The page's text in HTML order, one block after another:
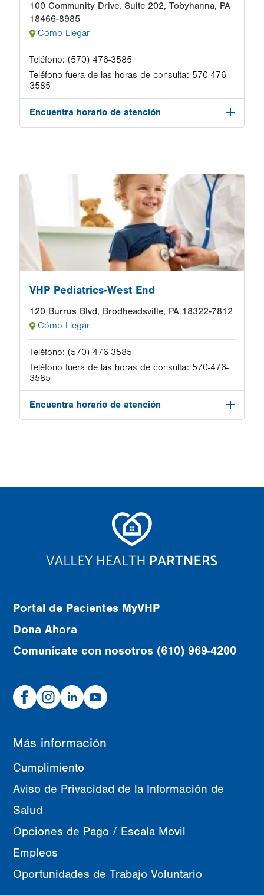
100 Community Drive, Suite 202, Tobyhanna, PA
18466-8985
Cómo Llegar
Teléfono: (570) 476-3585
Teléfono fuera de las horas de consulta: 570-476-
3585
Encuentra horario de atención
Image
VHP Pediatrics-West End
120 Burrus Blvd, Brodheadsville, PA 18322-7812
Cómo Llegar
Teléfono: (570) 476-3585
Teléfono fuera de las horas de consulta: 570-476-
3585
Encuentra horario de atención
Portal de Pacientes MyVHP
Dona Ahora
Comunícate con nosotros (610) 969-4200
FacebookInstagramLinked
In
Youtube
Más información
Cumplimiento
Aviso de Privacidad de la Información de
Salud
Opciones de Pago / Escala Movil
Empleos
Oportunidades de Trabajo Voluntario